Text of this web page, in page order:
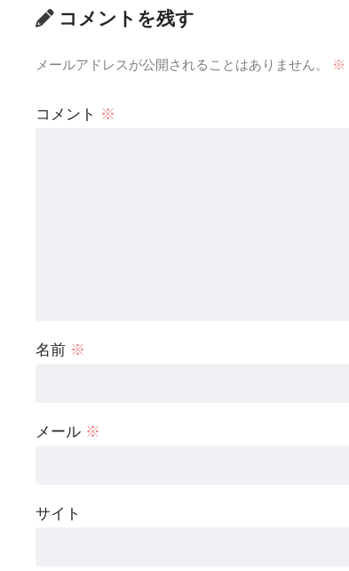
コメントを残す
メールアドレスが公開されることはありません。 ※
コメント ※
名前 ※
メール ※
サイト